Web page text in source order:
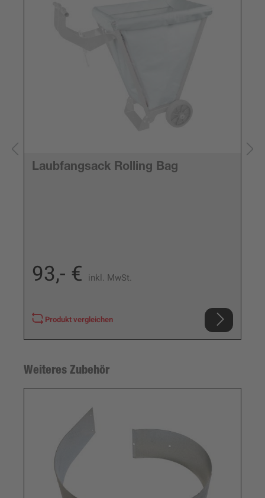
Laubfangsack Rolling Bag
93,- € inkl. MwSt.
Produkt vergleichen
Weiteres Zubehör